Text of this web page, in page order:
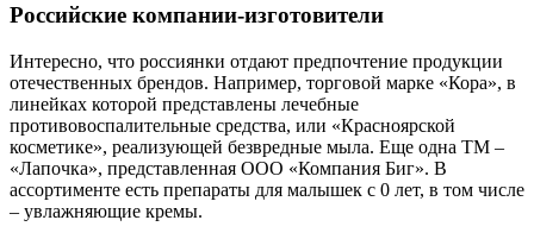
Российские компании-изготовители
Интересно, что россиянки отдают предпочтение продукции
отечественных брендов. Например, торговой марке «Кора», в
линейках которой представлены лечебные
противовоспалительные средства, или «Красноярской
косметике», реализующей безвредные мыла. Еще одна ТМ –
«Лапочка», представленная ООО «Компания Биг». В
ассортименте есть препараты для малышек с 0 лет, в том числе
– увлажняющие кремы.